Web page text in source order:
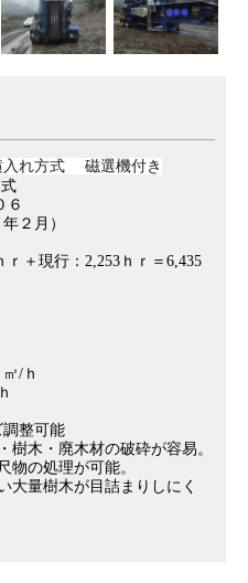
れ方式 磁選機付き
６
２月）
＋現行：2,253ｈｒ＝6,435
/ｈ
調整可能
樹木・廃木材の破砕が容易。
物の処理が可能。
大量樹木が目詰まりしにく